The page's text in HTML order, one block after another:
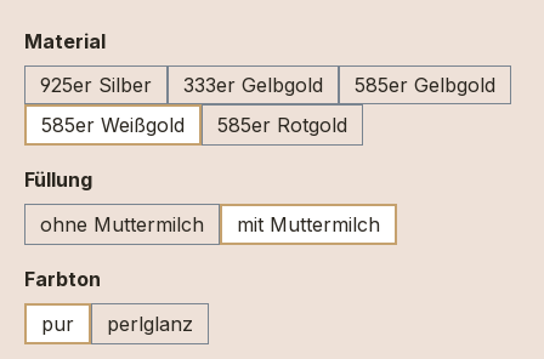
Materialauswählen
925er Silber
333er Gelbgold
585er Gelbgold
585er Weißgold
585er Rotgold
Füllungauswählen
ohne Muttermilch
mit Muttermilch
Farbton
pur
perlglanz